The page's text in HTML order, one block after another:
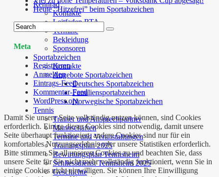
Rennrad
Kontakte
Leitfaden RTA
Termine
Bekleidung
Sponsoren
Sportabzeichen
Kontakte
Angebote Sportabzeichen
Deutsches Sportabzeichen
Familiensportabzeichen
Norwegische Sportabzeichen
Tennis
Trainer und Ansprechpartner
Mannschaften
Termine und Veranstaltungen
Trainingsplan 2025
Bewirtungsplan Tennisheim
Schliessdienst Tennisheim 2025
Geschichte
Heute “Hitzefrei” beim Sportabzeichen
Meta
Registrieren
Anmelden
Eintrags-Feed
Kommentar-Feed
WordPress.org
Damit Sie unsere Seite vollständig nutzen können, sind Cookies
erforderlich. Einige dieser Cookies sind notwendig, damit unsere
Seite überhaupt funktioniert, andere Cookies sind nur für ein
komfortables Nutzungserlebnis oder unsere Statistiken erforderlich.
Bitte stimmen Sie all unseren Cookies zu und beachten Sie, dass
unsere Seite für Sie nicht mehr vollständig funktioniert, wenn Sie in
einige Cookies nicht einwilligen. Sie können Ihre Einwilligung